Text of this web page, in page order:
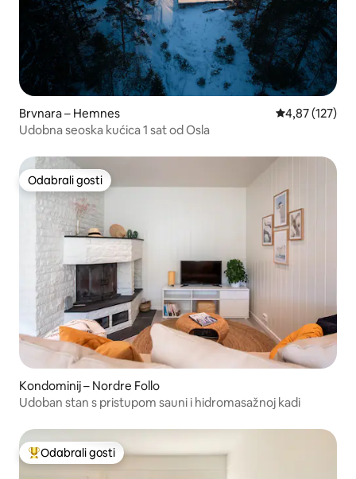
Brvnara – Hemnes Prosječna
4,87 (127)
Udobna seoska kućica 1 sat od Osla
Odabrali gosti
Odabrali gosti
Kondominij – Nordre Follo
Udoban stan s pristupom sauni i hidromasažnoj kadi
Među najviše rangiranima s oznakom „Odabrali gosti”
Odabrali gosti